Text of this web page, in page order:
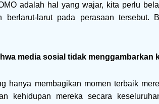
adalah hal yang wajar, kita perlu
berlarut-larut pada perasaan tersebut.
media sosial tidak menggambarkan
hanya membagikan momen terbaik
kehidupan mereka secara